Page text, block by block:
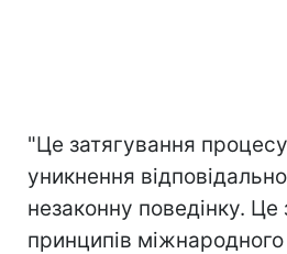
"Це затягування
уникнення
незаконну поведінку. Це
принципів